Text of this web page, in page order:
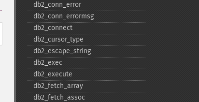
db2_​conn_​error
db2_​conn_​errormsg
db2_​connect
db2_​cursor_​type
db2_​escape_​string
db2_​exec
db2_​execute
db2_​fetch_​array
db2_​fetch_​assoc